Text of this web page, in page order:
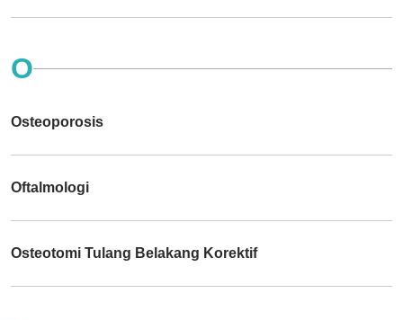
O
Osteoporosis
Oftalmologi
Osteotomi Tulang Belakang Korektif